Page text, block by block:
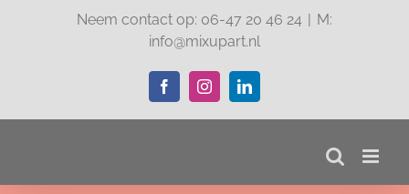
Neem contact op: 06-47 20 46 24 | M:
info@mixupart.nl
FacebookInstagramLinkedIn